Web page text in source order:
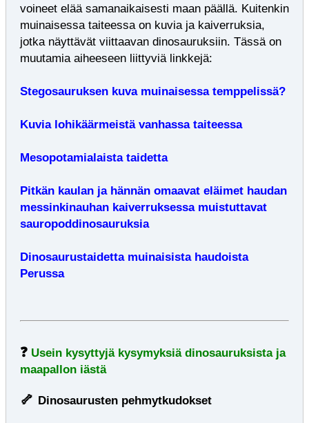
voineet elää samanaikaisesti maan päällä. Kuitenkin
muinaisessa taiteessa on kuvia ja kaiverruksia,
jotka näyttävät viittaavan dinosauruksiin. Tässä on
muutamia aiheeseen liittyviä linkkejä:
Stegosauruksen kuva muinaisessa temppelissä?
Kuvia lohikäärmeistä vanhassa taiteessa
Mesopotamialaista taidetta
Pitkän kaulan ja hännän omaavat eläimet haudan
messinkinauhan kaiverruksessa muistuttavat
sauropoddinosauruksia
Dinosaurustaidetta muinaisista haudoista
Perussa
❓ Usein kysyttyjä kysymyksiä dinosauruksista ja
maapallon iästä
🦴 Dinosaurusten pehmytkudokset